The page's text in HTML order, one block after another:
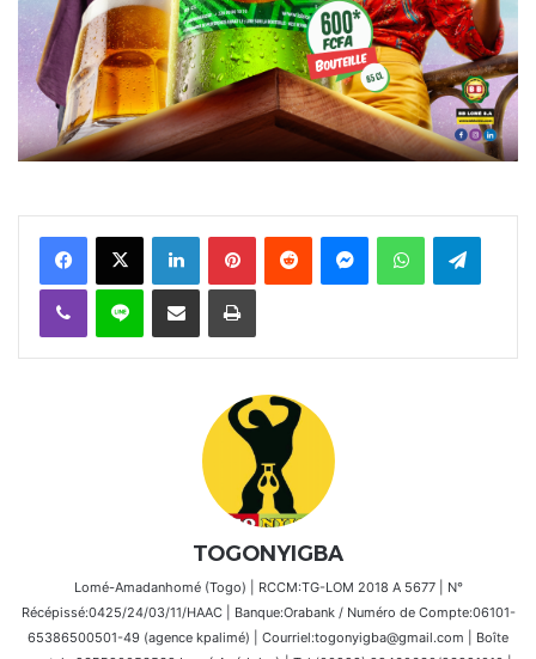
FacebookX Linkedin PinterestReddit MessengerWhatsAppTelegram
Viber Ligne Partager par email Imprimer
TOGONYIGBA
Lomé-Amadanhomé (Togo) | RCCM:TG-LOM 2018 A 5677 | N°
Récépissé:0425/24/03/11/HAAC | Banque:Orabank / Numéro de Compte:06101-
65386500501-49 (agence kpalimé) | Courriel:togonyigba@gmail.com | Boîte